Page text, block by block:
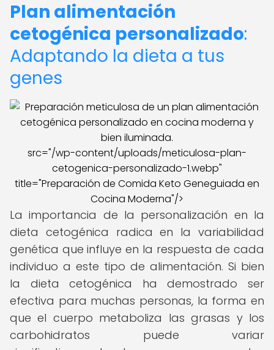
Plan alimentación
cetogénica personalizado:
Adaptando la dieta a tus
genes
src="/wp-content/uploads/meticulosa-plan-
cetogenica-personalizado-1.webp"
title="Preparación de Comida Keto Geneguiada en
Cocina Moderna"/>
La importancia de la personalización en la
dieta cetogénica radica en la variabilidad
genética que influye en la respuesta de cada
individuo a este tipo de alimentación. Si bien
la dieta cetogénica ha demostrado ser
efectiva para muchas personas, la forma en
que el cuerpo metaboliza las grasas y los
carbohidratos puede variar